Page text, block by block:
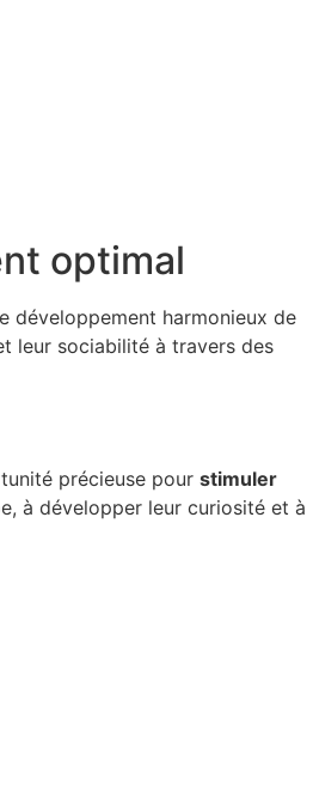
optimal
développement harmonieux de
leur sociabilité à travers des
précieuse pour stimuler
à développer leur curiosité et à